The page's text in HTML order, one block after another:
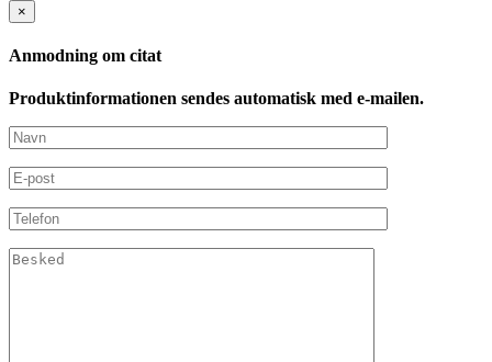
×
Anmodning om citat
Produktinformationen sendes automatisk med e-mailen.